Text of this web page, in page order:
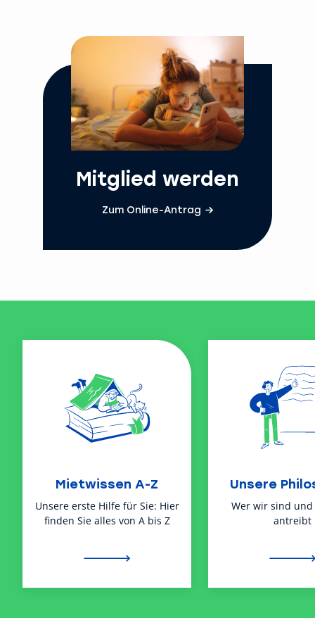
Mitglied werden
Zum Online-Antrag
Mietwissen A-Z
Unsere erste Hilfe für Sie: Hier
finden Sie alles von A bis Z
Unsere
Wer wir sind und
antreibt